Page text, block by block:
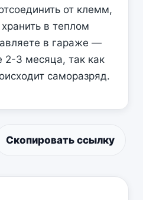
от клемм,
в теплом
в гараже —
3 месяца, так как
саморазряд.
Скопировать ссылку